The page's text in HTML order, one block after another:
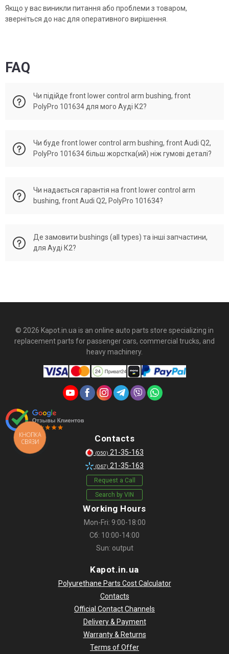
Якщо у вас виникли питання або проблеми з товаром,
зверніться до нас для оперативного вирішення.
FAQ
Чи підійде front lower control arm bushing, front
PolyPro 101634 для мого Ауді К2?
поданим ОЕМ. Original numbers 51391-S5A-005, 51391-S6M-
J51, 51391-S6M-801, 51391-S6M-005, 51391SJH005,
51360SNA903, 51350SNA903.
Чи буде front lower control arm bushing, front Audi Q2,
PolyPro 101634 більш жорстка(ий) ніж гумові деталі?
виготовлено як аналог до деталей Ауді К2 із збереженням
всіх показників розмірів та жорсткості оригінальної
Чи надається гарантія на front lower control arm
bushing, front Audi Q2, PolyPro 101634?
менеджером по Vin-Code вашого автомобіля ми надаємо
офіційну гарантію без урахування пробігу.
Де замовити bushings (all types) та інші запчастини,
для Ауді К2?
© 2026 Kapot.in.ua is an online auto parts store specializing in
replacement parts for passenger cars, commercial trucks, and
heavy machinery.
Contacts
(050) 21-35-163
(067) 21-35-163
Request a Call
Search by VIN
Working Hours
Mon-Fri: 9:00-18:00
Сб: 10:00-14:00
Sun: output
Kapot.in.ua
Polyurethane Parts Cost Calculator
Contacts
Official Contact Channels
Delivery & Payment
Warranty & Returns
Terms of Offer
КНОПКА
СВЯЗИ